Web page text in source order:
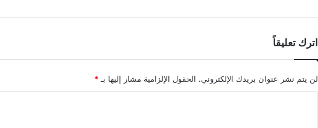
اترك تعليقاً
لن يتم نشر عنوان بريدك الإلكتروني. الحقول الإلزامية مشار إليها بـ *